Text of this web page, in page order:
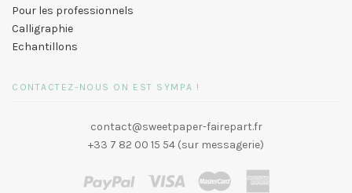
Pour les professionnels
Calligraphie
Echantillons
CONTACTEZ-NOUS ON EST SYMPA !
contact@sweetpaper-fairepart.fr
+33 7 82 00 15 54 (sur messagerie)